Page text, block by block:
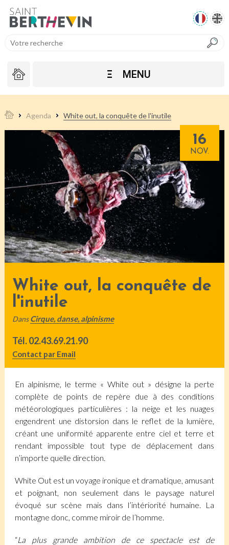
Ξ MENU
Agenda White out, la conquête de l'inutile
16
NOV.
White out, la conquête de
l'inutile
DansCirque, danse, alpinisme
Tél.02.43.69.21.90
Contact par Email
En alpinisme, le terme « White out » désigne la perte
complète de points de repère due à des conditions
météorologiques particulières : la neige et les nuages
engendrent une distorsion dans le reflet de la lumière,
créant une uniformité apparente entre ciel et terre et
rendant impossible tout type de déplacement dans
n’importe quelle direction.
White Out est un voyage ironique et dramatique, amusant
et poignant, non seulement dans le paysage naturel
évoqué sur scène mais dans l’intériorité humaine. La
montagne donc, comme miroir de l’homme.
“La plus grande ambition de ce spectacle est de